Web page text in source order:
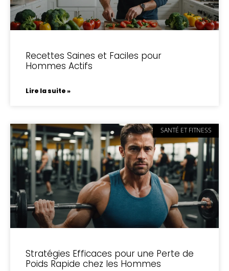
Recettes Saines et Faciles pour
Hommes Actifs
Lire la suite »
SANTÉ ET FITNESS
Stratégies Efficaces pour une Perte de
Poids Rapide chez les Hommes